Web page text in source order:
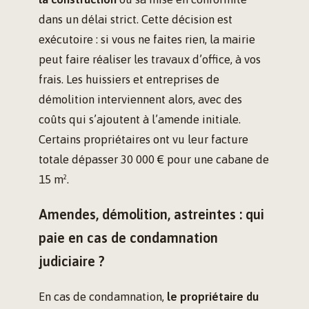
dans un délai strict. Cette décision est
exécutoire : si vous ne faites rien, la mairie
peut faire réaliser les travaux d’office, à vos
frais. Les huissiers et entreprises de
démolition interviennent alors, avec des
coûts qui s’ajoutent à l’amende initiale.
Certains propriétaires ont vu leur facture
totale dépasser 30 000 € pour une cabane de
15 m².
Amendes, démolition, astreintes : qui
paie en cas de condamnation
judiciaire ?
En cas de condamnation, le propriétaire du